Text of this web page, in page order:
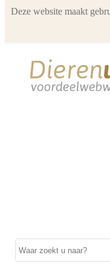
Deze website maakt